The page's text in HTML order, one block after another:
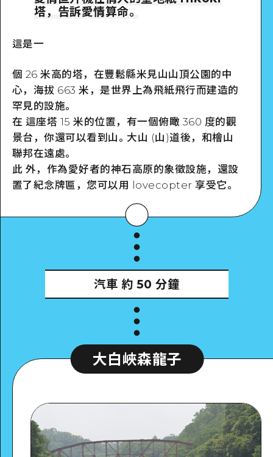
Google Maps
詳細看看
塔，告訴愛情算命。
這是一
個 26 米高的塔，在豐鬆縣米見山山頂公園的中
心，海拔 663 米，是世界上為飛紙飛行而建造的
罕見的設施。
在 這座塔 15 米的位置，有一個俯瞰 360 度的觀
景台，你還可以看到山。大山 (山)道後，和檜山
聯邦在遠處。
此 外，作為愛好者的神石高原的象徵設施，還設
置了紀念牌匾，您可以用 lovecopter 享受它。
汽車 約 50 分鐘
大白峽森龍子